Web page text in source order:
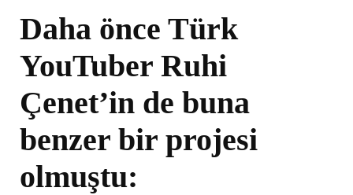
Daha önce Türk
YouTuber Ruhi
Çenet’in de buna
benzer bir projesi
olmuştu: